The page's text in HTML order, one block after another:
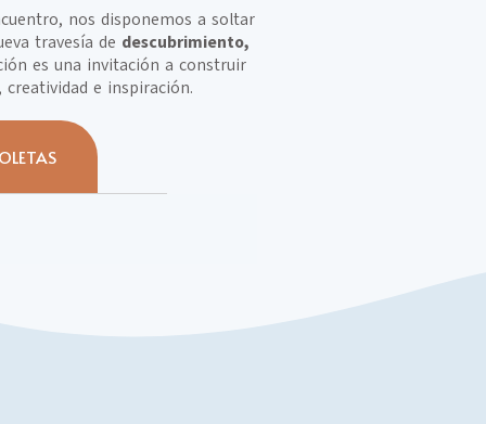
nos disponemos a soltar
travesía de descubrimiento,
es una invitación a construir
e inspiración.